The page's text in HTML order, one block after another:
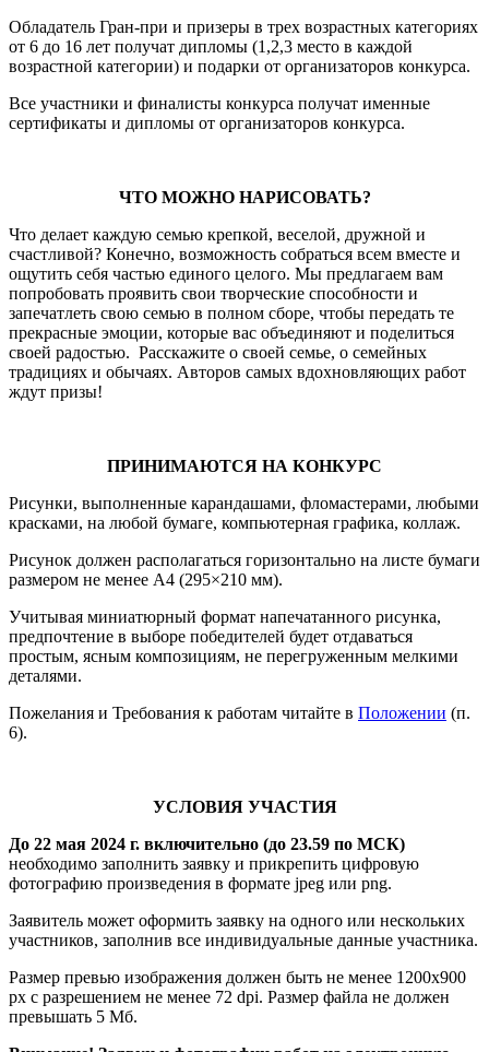
Обладатель Гран-при и призеры в трех возрастных категориях
от 6 до 16 лет получат дипломы (1,2,3 место в каждой
возрастной категории) и подарки от организаторов конкурса.
Все участники и финалисты конкурса получат именные
сертификаты и дипломы от организаторов конкурса.
ЧТО МОЖНО НАРИСОВАТЬ?
Что делает каждую семью крепкой, веселой, дружной и
счастливой? Конечно, возможность собраться всем вместе и
ощутить себя частью единого целого. Мы предлагаем вам
попробовать проявить свои творческие способности и
запечатлеть свою семью в полном сборе, чтобы передать те
прекрасные эмоции, которые вас объединяют и поделиться
своей радостью. Расскажите о своей семье, о семейных
традициях и обычаях. Авторов самых вдохновляющих работ
ждут призы!
ПРИНИМАЮТСЯ НА КОНКУРС
Рисунки, выполненные карандашами, фломастерами, любыми
красками, на любой бумаге, компьютерная графика, коллаж.
Рисунок должен располагаться горизонтально на листе бумаги
размером не менее А4 (295×210 мм).
Учитывая миниатюрный формат напечатанного рисунка,
предпочтение в выборе победителей будет отдаваться
простым, ясным композициям, не перегруженным мелкими
деталями.
Пожелания и Требования к работам читайте в Положении (п.
6).
УСЛОВИЯ УЧАСТИЯ
До 22 мая 2024 г. включительно (до 23.59 по МСК)
необходимо заполнить заявку и прикрепить цифровую
фотографию произведения в формате jpeg или png.
Заявитель может оформить заявку на одного или нескольких
участников, заполнив все индивидуальные данные участника.
Размер превью изображения должен быть не менее 1200х900
px с разрешением не менее 72 dpi. Размер файла не должен
превышать 5 Мб.